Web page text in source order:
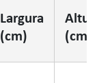
Largura
(cm)
(cm)